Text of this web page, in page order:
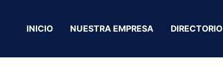
INICIO NUESTRA EMPRESA DIRECTORIO
Yofi Pasabocas y más